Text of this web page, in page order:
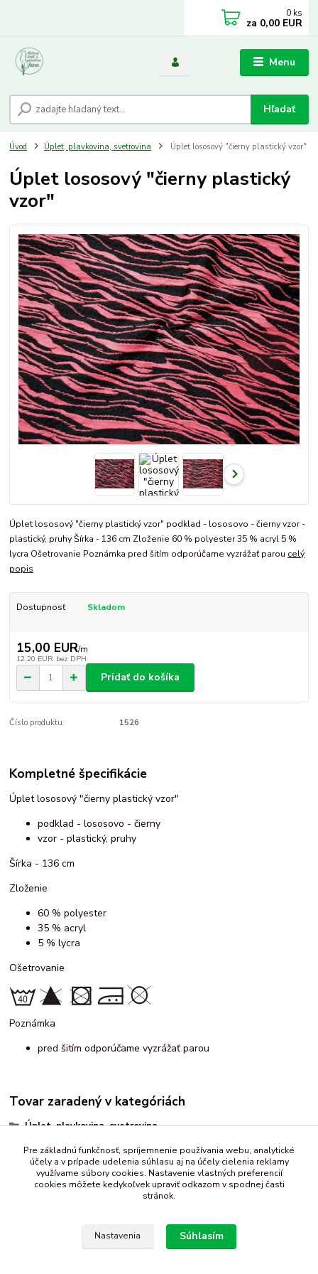
Menu
Hľadať
0 ks
za 0,00 EUR
Úvod Úplet, plavkovina, svetrovina Úplet lososový "čierny plastický vzor"
Úplet lososový "čierny plastický
vzor"
Úplet lososový "čierny plastický vzor" podklad - lososovo - čierny vzor -
plastický, pruhy Šírka - 136 cm Zloženie 60 % polyester 35 % acryl 5 %
lycra Ošetrovanie Poznámka pred šitím odporúčame vyzrážať parou celý
popis
Dostupnosť Skladom
15,00 EUR/m
12,20 EUR bez DPH
Pridať do košíka
Číslo produktu: 1526
Kompletné špecifikácie
Úplet lososový "čierny plastický vzor"
podklad - lososovo - čierny
vzor - plastický, pruhy
Šírka - 136 cm
Zloženie
60 % polyester
35 % acryl
5 % lycra
Ošetrovanie
Poznámka
pred šitím odporúčame vyzrážať parou
Tovar zaradený v kategóriách
Úplet, plavkovina, svetrovina
vzorované
rôzne
Pre základnú funkčnosť, spríjemnenie používania webu, analytické
účely a v prípade udelenia súhlasu aj na účely cielenia reklamy
využívame súbory cookies. Nastavenie vlastných preferencií
cookies môžete kedykoľvek upraviť odkazom v spodnej časti
stránok.
Nastavenia Súhlasím